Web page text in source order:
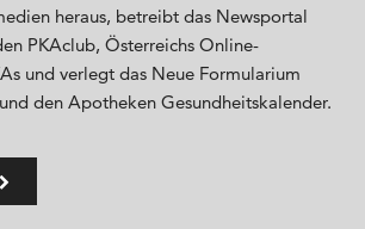
heraus, betreibt das Newsportal
PKAclub, Österreichs Online-
und verlegt das Neue Formularium
den Apotheken Gesundheitskalender.